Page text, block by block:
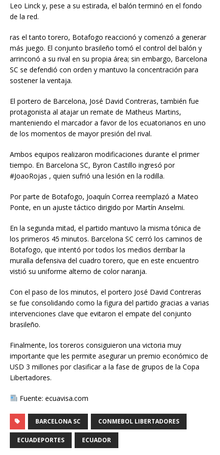
Leo Linck y, pese a su estirada, el balón terminó en el fondo
de la red.
ras el tanto torero, Botafogo reaccionó y comenzó a generar
más juego. El conjunto brasileño tomó el control del balón y
arrinconó a su rival en su propia área; sin embargo, Barcelona
SC se defendió con orden y mantuvo la concentración para
sostener la ventaja.
El portero de Barcelona, José David Contreras, también fue
protagonista al atajar un remate de Matheus Martins,
manteniendo el marcador a favor de los ecuatorianos en uno
de los momentos de mayor presión del rival.
Ambos equipos realizaron modificaciones durante el primer
tiempo. En Barcelona SC, Byron Castillo ingresó por
#JoaoRojas , quien sufrió una lesión en la rodilla.
Por parte de Botafogo, Joaquín Correa reemplazó a Mateo
Ponte, en un ajuste táctico dirigido por Martín Anselmi.
En la segunda mitad, el partido mantuvo la misma tónica de
los primeros 45 minutos. Barcelona SC cerró los caminos de
Botafogo, que intentó por todos los medios derribar la
muralla defensiva del cuadro torero, que en este encuentro
vistió su uniforme alterno de color naranja.
Con el paso de los minutos, el portero José David Contreras
se fue consolidando como la figura del partido gracias a varias
intervenciones clave que evitaron el empate del conjunto
brasileño.
Finalmente, los toreros consiguieron una victoria muy
importante que les permite asegurar un premio económico de
USD 3 millones por clasificar a la fase de grupos de la Copa
Libertadores.
Fuente: ecuavisa.com
BARCELONA SC CONMEBOL LIBERTADORES
ECUADEPORTES ECUADOR